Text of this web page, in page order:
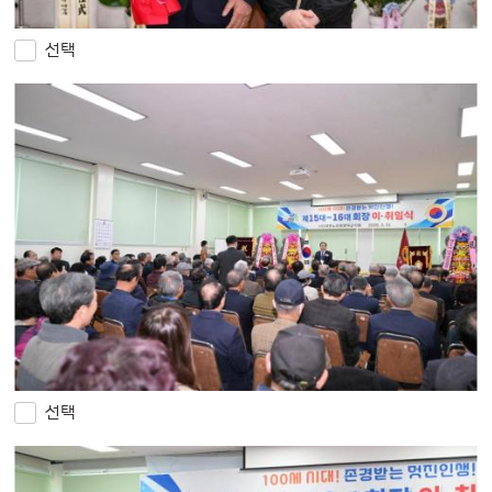
선택
선택